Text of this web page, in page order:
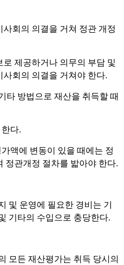
회의 의결을 거쳐 정관 개정
제공하거나 의무의 부담 및
사회의 의결을 거쳐야 한다.
타 방법으로 재산을 취득할 때
다.
액에 변동이 있을 때에는 정
정관개정 절차를 밟아야 한다.
및 운영에 필요한 경비는 기
기타의 수입으로 충당한다.
모든 재산평가는 취득 당시의